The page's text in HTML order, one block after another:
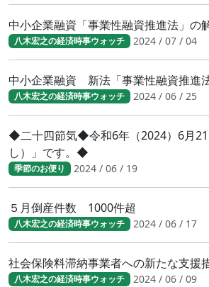
中小企業融資「事業性融資推進法」の
八木宏之の経済時事ウォッチ 2024 / 07 / 04
中小企業融資 新法「事業性融資推進
八木宏之の経済時事ウォッチ 2024 / 06 / 25
◆二十四節気◆令和6年（2024）6月
し）」です。◆
季節のお便り 2024 / 06 / 19
５月倒産件数 1000件超
八木宏之の経済時事ウォッチ 2024 / 06 / 17
社会保険料滞納事業者への新たな支援
八木宏之の経済時事ウォッチ 2024 / 06 / 09